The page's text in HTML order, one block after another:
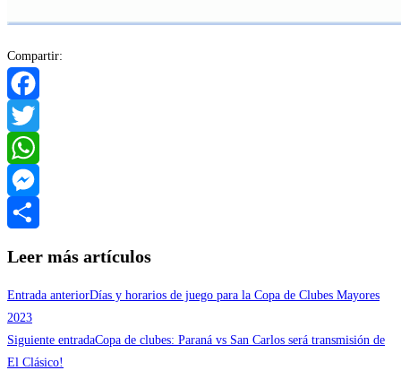
Compartir:
Facebook
Twitter
WhatsApp
Messenger
Leer más artículos
Entrada anteriorDías y horarios de juego para la Copa de Clubes Mayores
2023
Siguiente entradaCopa de clubes: Paraná vs San Carlos será transmisión de
El Clásico!